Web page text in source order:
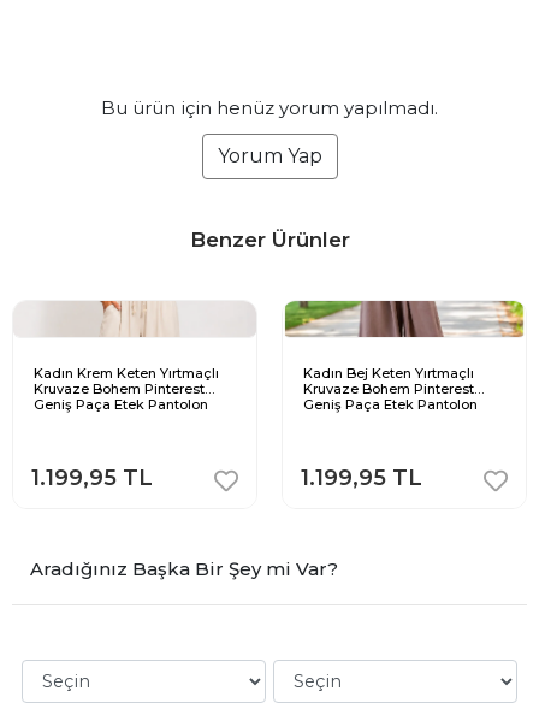
Bu ürün için henüz yorum yapılmadı.
Yorum Yap
Benzer Ürünler
Kadın Krem Keten Yırtmaçlı
Kruvaze Bohem Pinterest
Geniş Paça Etek Pantolon
1.199,95 TL
Kadın Bej Keten Yırtmaçlı
Kruvaze Bohem Pinterest
Geniş Paça Etek Pantolon
1.199,95 TL
Aradığınız Başka Bir Şey mi Var?